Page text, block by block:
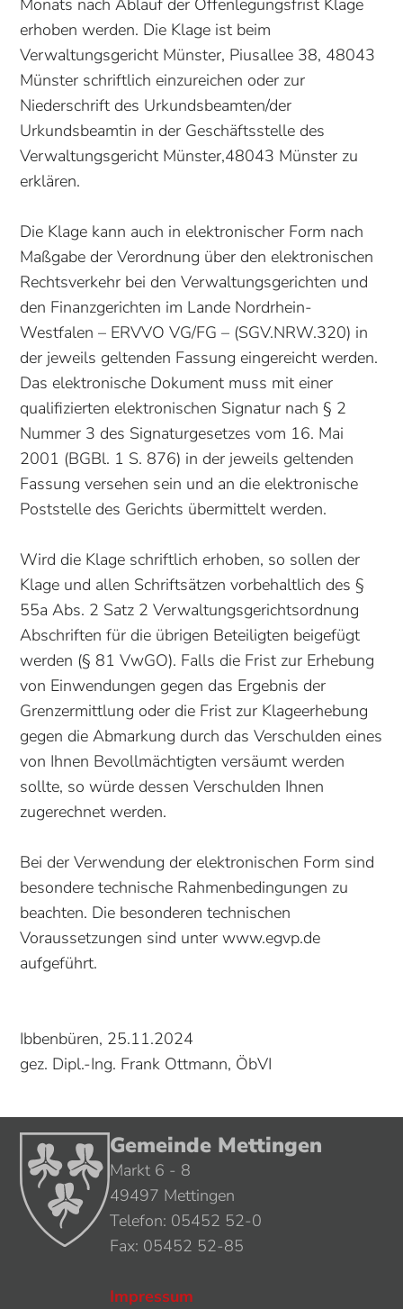
erhoben werden. Die Klage ist beim
Verwaltungsgericht Münster, Piusallee 38, 48043
Münster schriftlich einzureichen oder zur
Niederschrift des Urkundsbeamten/der
Urkundsbeamtin in der Geschäftsstelle des
Verwaltungsgericht Münster,48043 Münster zu
erklären.
Die Klage kann auch in elektronischer Form nach
Maßgabe der Verordnung über den elektronischen
Rechtsverkehr bei den Verwaltungsgerichten und
den Finanzgerichten im Lande Nordrhein-
Westfalen – ERVVO VG/FG – (SGV.NRW.320) in
der jeweils geltenden Fassung eingereicht werden.
Das elektronische Dokument muss mit einer
qualifizierten elektronischen Signatur nach § 2
Nummer 3 des Signaturgesetzes vom 16. Mai
2001 (BGBl. 1 S. 876) in der jeweils geltenden
Fassung versehen sein und an die elektronische
Poststelle des Gerichts übermittelt werden.
Wird die Klage schriftlich erhoben, so sollen der
Klage und allen Schriftsätzen vorbehaltlich des §
55a Abs. 2 Satz 2 Verwaltungsgerichtsordnung
Abschriften für die übrigen Beteiligten beigefügt
werden (§ 81 VwGO). Falls die Frist zur Erhebung
von Einwendungen gegen das Ergebnis der
Grenzermittlung oder die Frist zur Klageerhebung
gegen die Abmarkung durch das Verschulden eines
von Ihnen Bevollmächtigten versäumt werden
sollte, so würde dessen Verschulden Ihnen
zugerechnet werden.
Bei der Verwendung der elektronischen Form sind
besondere technische Rahmenbedingungen zu
beachten. Die besonderen technischen
Voraussetzungen sind unter www.egvp.de
aufgeführt.
Ibbenbüren, 25.11.2024
gez. Dipl.-Ing. Frank Ottmann, ÖbVI
Gemeinde Mettingen
Markt 6 - 8
49497 Mettingen
Telefon: 05452 52-0
Fax: 05452 52-85
Impressum